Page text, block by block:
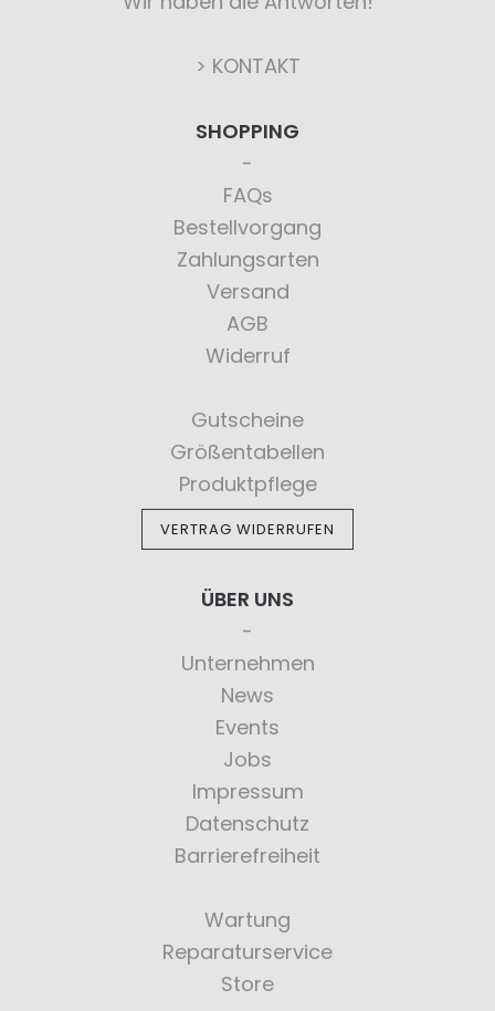
> KONTAKT
SHOPPING
FAQs
Bestellvorgang
Zahlungsarten
Versand
AGB
Widerruf
Gutscheine
Größentabellen
Produktpflege
VERTRAG WIDERRUFEN
ÜBER UNS
Unternehmen
News
Events
Jobs
Impressum
Datenschutz
Barrierefreiheit
Wartung
Reparaturservice
Store